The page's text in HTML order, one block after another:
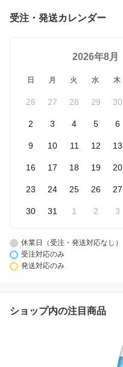
受注・発送カレンダー
2026年8月
日 月 火 水 木
26 27 28 29 30
2 3 4 5 6
9 10 11 12 13
16 17 18 19 20
23 24 25 26 27
30 31 1 2 3
休業日（受注・発送対応なし）
受注対応のみ
発送対応のみ
ショップ内の注目商品